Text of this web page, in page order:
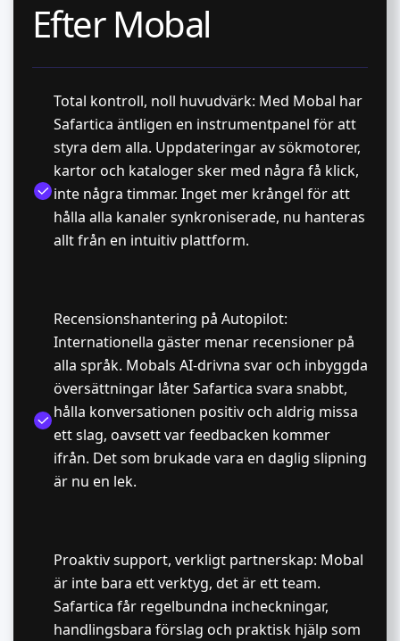
Efter Mobal
Total kontroll, noll huvudvärk: Med Mobal har
Safartica äntligen en instrumentpanel för att
styra dem alla. Uppdateringar av sökmotorer,
kartor och kataloger sker med några få klick,
inte några timmar. Inget mer krångel för att
hålla alla kanaler synkroniserade, nu hanteras
allt från en intuitiv plattform.
Recensionshantering på Autopilot:
Internationella gäster menar recensioner på
alla språk. Mobals AI-drivna svar och inbyggda
översättningar låter Safartica svara snabbt,
hålla konversationen positiv och aldrig missa
ett slag, oavsett var feedbacken kommer
ifrån. Det som brukade vara en daglig slipning
är nu en lek.
Proaktiv support, verkligt partnerskap: Mobal
är inte bara ett verktyg, det är ett team.
Safartica får regelbundna incheckningar,
handlingsbara förslag och praktisk hjälp som